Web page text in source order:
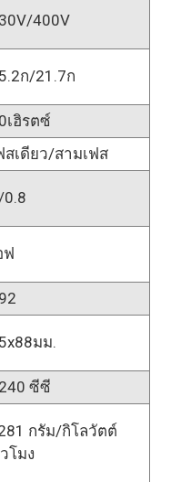
400V
ก/21.7ก
เฮิรตซ์
สเดียว/สามเฟส
0.8
ฟ
มม.
ซีซี
กรัม/กิโลวัตต์
โมง